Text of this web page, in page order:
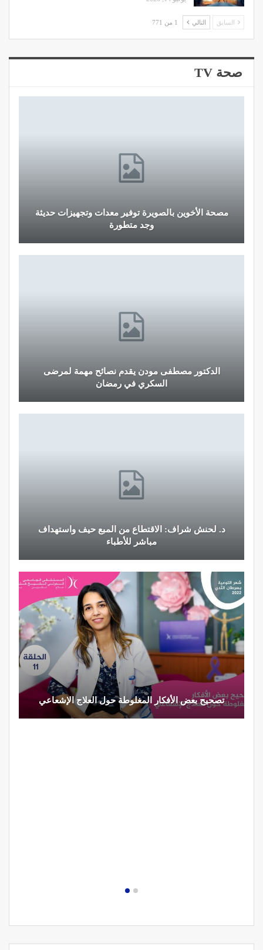
السابق التالي 1 من 771
صحة TV
مصحة الأخوين بالصويرة توفير معدات وتجهيزات حديثة
وجد متطورة
الدكتور مصطفى مودن يقدم نصائح مهمة لمرضى
السكري في رمضان
د. لحنش شراف: الاقتطاع من المبع حيف واستهداف
مباشر للأطباء
تصحيح بعض الأفكار المغلوطة حول العلاج الإشعاعي